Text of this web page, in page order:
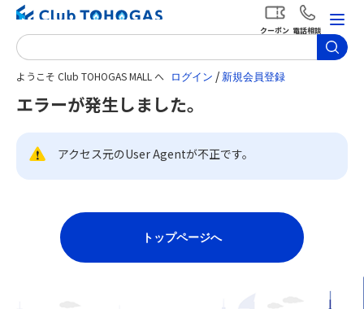
ようこそ Club TOHOGAS MALL へ /
クーポン 電話相談
エラーが発生しました。
アクセス元のUser Agentが不正です。